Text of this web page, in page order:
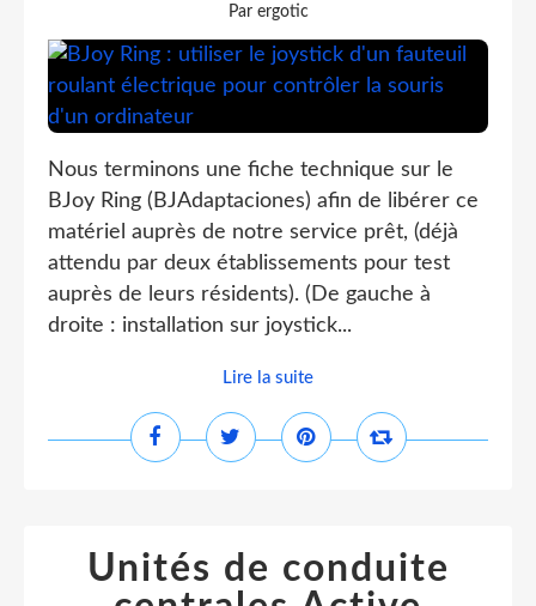
Par ergotic
Nous terminons une fiche technique sur le
BJoy Ring (BJAdaptaciones) afin de libérer ce
matériel auprès de notre service prêt, (déjà
attendu par deux établissements pour test
auprès de leurs résidents). (De gauche à
droite : installation sur joystick...
Lire la suite
Unités de conduite